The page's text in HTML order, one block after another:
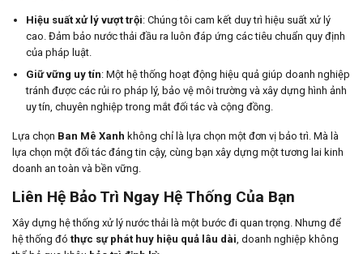
Hiệu suất xử lý vượt trội: Chúng tôi cam kết duy trì hiệu suất xử lý
cao. Đảm bảo nước thải đầu ra luôn đáp ứng các tiêu chuẩn quy định
của pháp luật.
Giữ vững uy tín: Một hệ thống hoạt động hiệu quả giúp doanh nghiệp
tránh được các rủi ro pháp lý, bảo vệ môi trường và xây dựng hình ảnh
uy tín, chuyên nghiệp trong mắt đối tác và cộng đồng.
Lựa chọn Ban Mê Xanh không chỉ là lựa chọn một đơn vị bảo trì. Mà là
lựa chọn một đối tác đáng tin cậy, cùng bạn xây dựng một tương lai kinh
doanh an toàn và bền vững.
Liên Hệ Bảo Trì Ngay Hệ Thống Của Bạn
Xây dựng hệ thống xử lý nước thải là một bước đi quan trọng. Nhưng để
hệ thống đó thực sự phát huy hiệu quả lâu dài, doanh nghiệp không